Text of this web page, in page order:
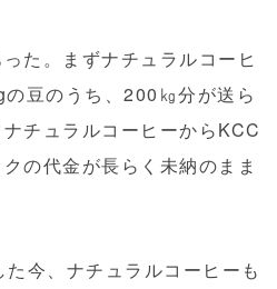
た。まずナチュラルコーヒ
豆のうち、200㎏分が送ら
チュラルコーヒーからKCC
の代金が長らく未納のまま
今、ナチュラルコーヒーも